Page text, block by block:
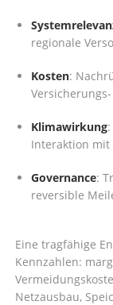
regionale
Kosten:
Klimawirkung
Interaktion mit
Governance:
reversible
Eine tragfähige
Kennzahlen:
Netzausbau,